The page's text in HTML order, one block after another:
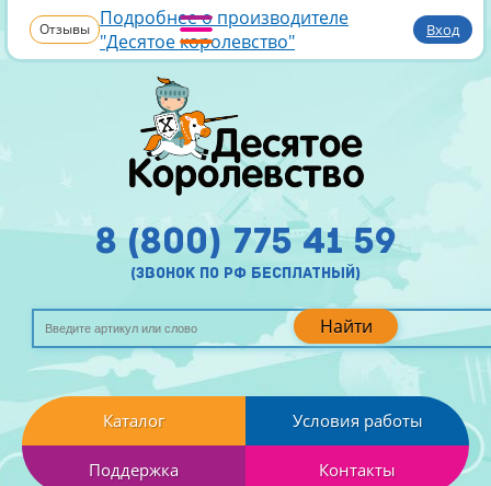
Отзывы Подробнее о производителе
"Десятое королевство"
Вход
Найти
8 (800) 775 41 59
(звонок по рф бесплатный)
Каталог Условия работы
Поддержка Контакты